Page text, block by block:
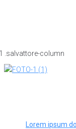
Lorem ipsum